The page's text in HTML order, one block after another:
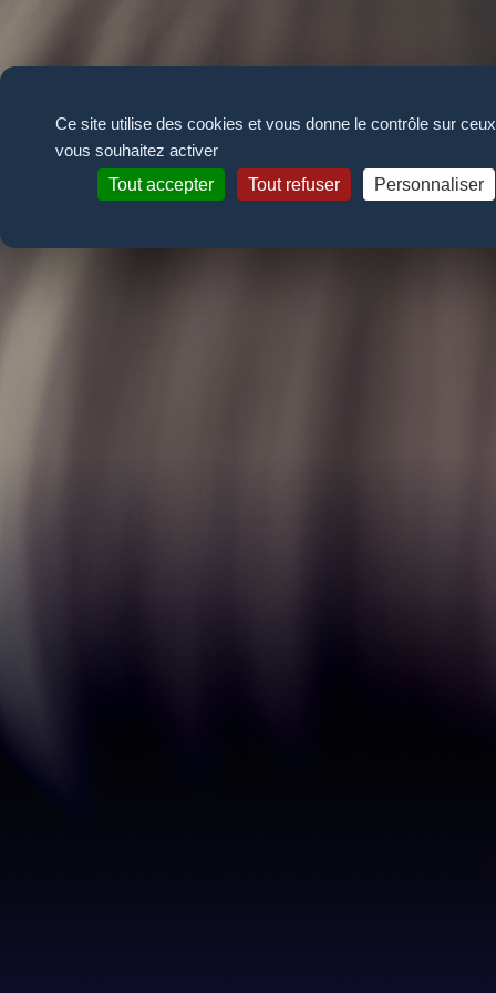
Ce site utilise des cookies et vous donne le contrôle sur
vous souhaitez activer
Tout accepter
Tout refuser Personnaliser